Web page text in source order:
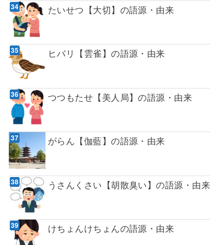
たいせつ【大切】の語源・由来
ヒバリ【雲雀】の語源・由来
つつもたせ【美人局】の語源・由来
がらん【伽藍】の語源・由来
うさんくさい【胡散臭い】の語源・由来
けちょんけちょんの語源・由来